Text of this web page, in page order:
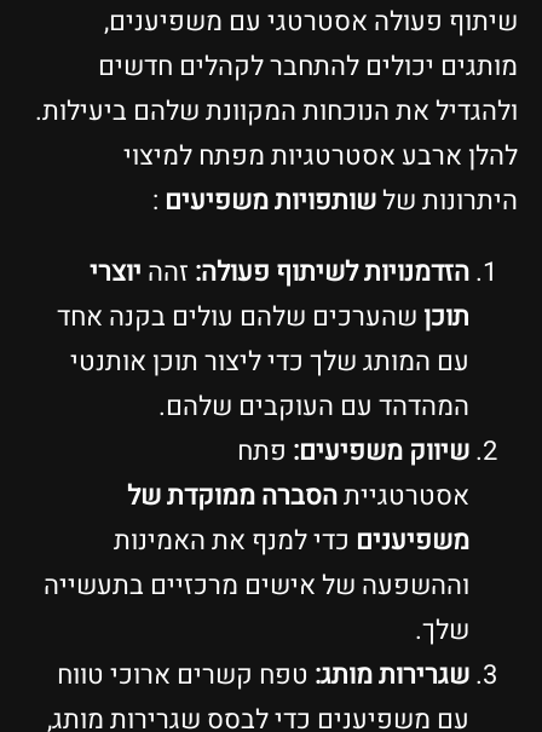
שיתוף פעולה אסטרטגי עם משפיענים,
מותגים יכולים להתחבר לקהלים חדשים
ולהגדיל את הנוכחות המקוונת שלהם ביעילות.
להלן ארבע אסטרטגיות מפתח למיצוי
היתרונות שלשותפויות משפיעים :
הזדמנויות לשיתוף פעולה: זהה יוצרי
תוכן שהערכים שלהם עולים בקנה אחד
עם המותג שלך כדי ליצור תוכן אותנטי
המהדהד עם העוקבים שלהם.
שיווק משפיעים: פתח
אסטרטגייתהסברה ממוקדת של
משפיענים כדי למנף את האמינות
וההשפעה של אישים מרכזיים בתעשייה
שלך.
שגרירות מותג: טפח קשרים ארוכי טווח
עם משפיענים כדי לבסס שגרירות מותג,